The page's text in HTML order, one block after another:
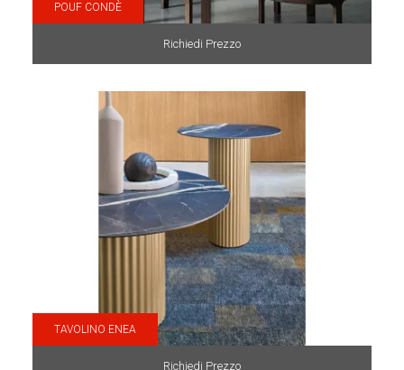
POUF CONDÈ
Richiedi Prezzo
TAVOLINO ENEA
Richiedi Prezzo